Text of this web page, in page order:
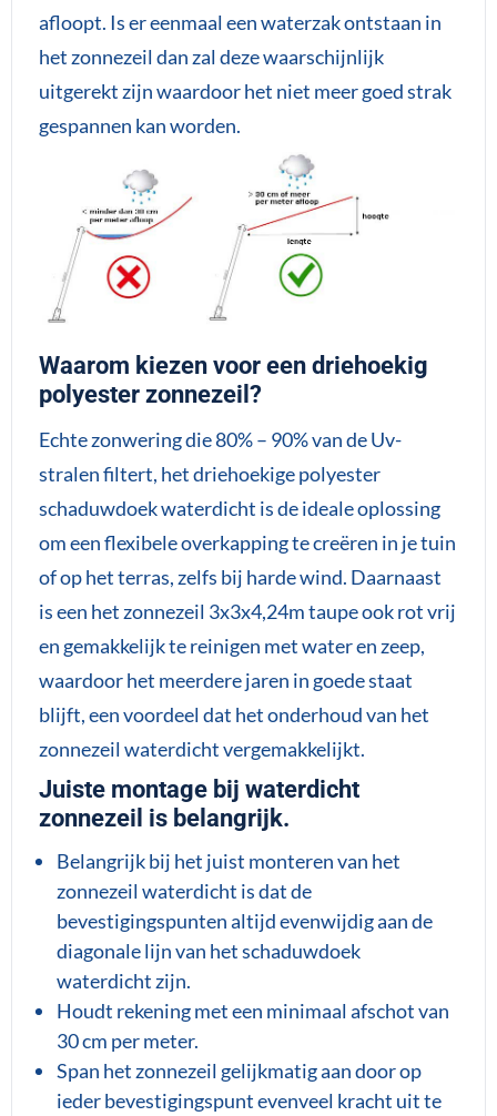
afloopt. Is er eenmaal een waterzak ontstaan in
het zonnezeil dan zal deze waarschijnlijk
uitgerekt zijn waardoor het niet meer goed strak
gespannen kan worden.
Waarom kiezen voor een driehoekig
polyester zonnezeil?
Echte zonwering die 80% – 90% van de Uv-
stralen filtert, het driehoekige polyester
schaduwdoek waterdicht is de ideale oplossing
om een flexibele overkapping te creëren in je tuin
of op het terras, zelfs bij harde wind. Daarnaast
is een het zonnezeil 3x3x4,24m taupe ook rot vrij
en gemakkelijk te reinigen met water en zeep,
waardoor het meerdere jaren in goede staat
blijft, een voordeel dat het onderhoud van het
zonnezeil waterdicht vergemakkelijkt.
Juiste montage bij waterdicht
zonnezeil is belangrijk.
Belangrijk bij het juist monteren van het
zonnezeil waterdicht is dat de
bevestigingspunten altijd evenwijdig aan de
diagonale lijn van het schaduwdoek
waterdicht zijn.
Houdt rekening met een minimaal afschot van
30 cm per meter.
Span het zonnezeil gelijkmatig aan door op
ieder bevestigingspunt evenveel kracht uit te